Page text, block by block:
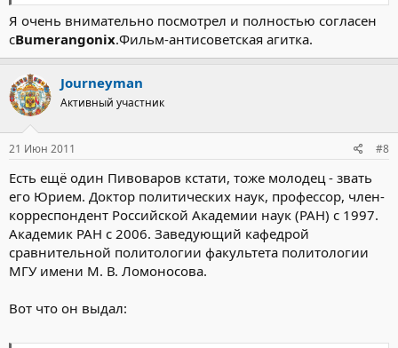
Я очень внимательно посмотрел и полностью согласен
сBumerangonix.Фильм-антисоветская агитка.
Journeyman
Активный участник
21 Июн 2011 #8
Есть ещё один Пивоваров кстати, тоже молодец - звать
его Юрием. Доктор политических наук, профессор, член-
корреспондент Российской Академии наук (РАН) с 1997.
Академик РАН с 2006. Заведующий кафедрой
сравнительной политологии факультета политологии
МГУ имени М. В. Ломоносова.
Вот что он выдал: